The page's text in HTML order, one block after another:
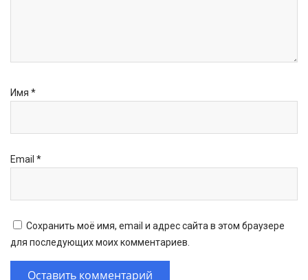
Имя *
Email *
Сохранить моё имя, email и адрес сайта в этом браузере
для последующих моих комментариев.